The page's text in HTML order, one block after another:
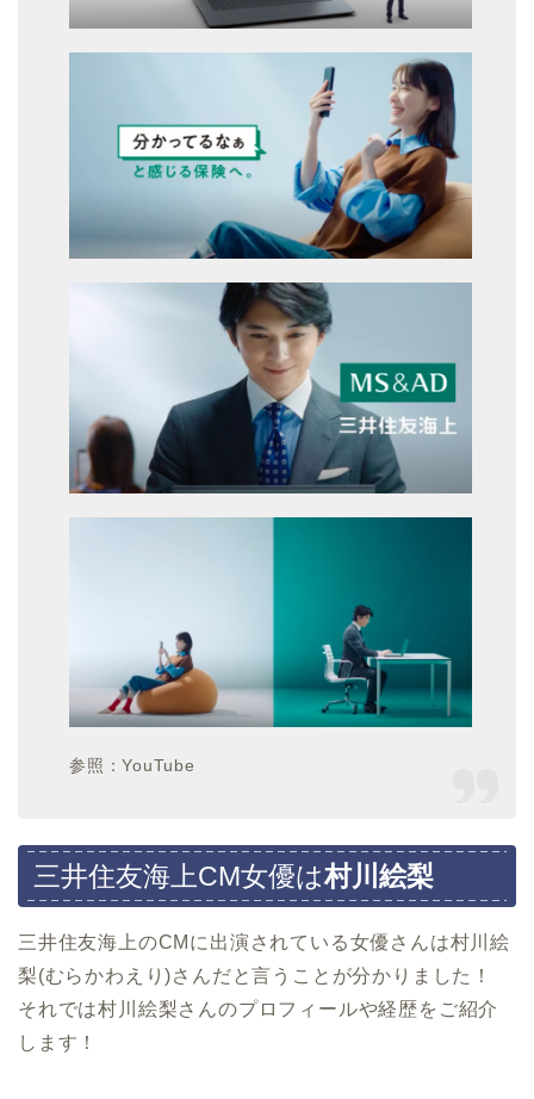
参照：YouTube
三井住友海上CM女優は村川絵梨
三井住友海上のCMに出演されている女優さんは村川絵
梨(むらかわえり)さんだと言うことが分かりました！
それでは村川絵梨さんのプロフィールや経歴をご紹介
します！